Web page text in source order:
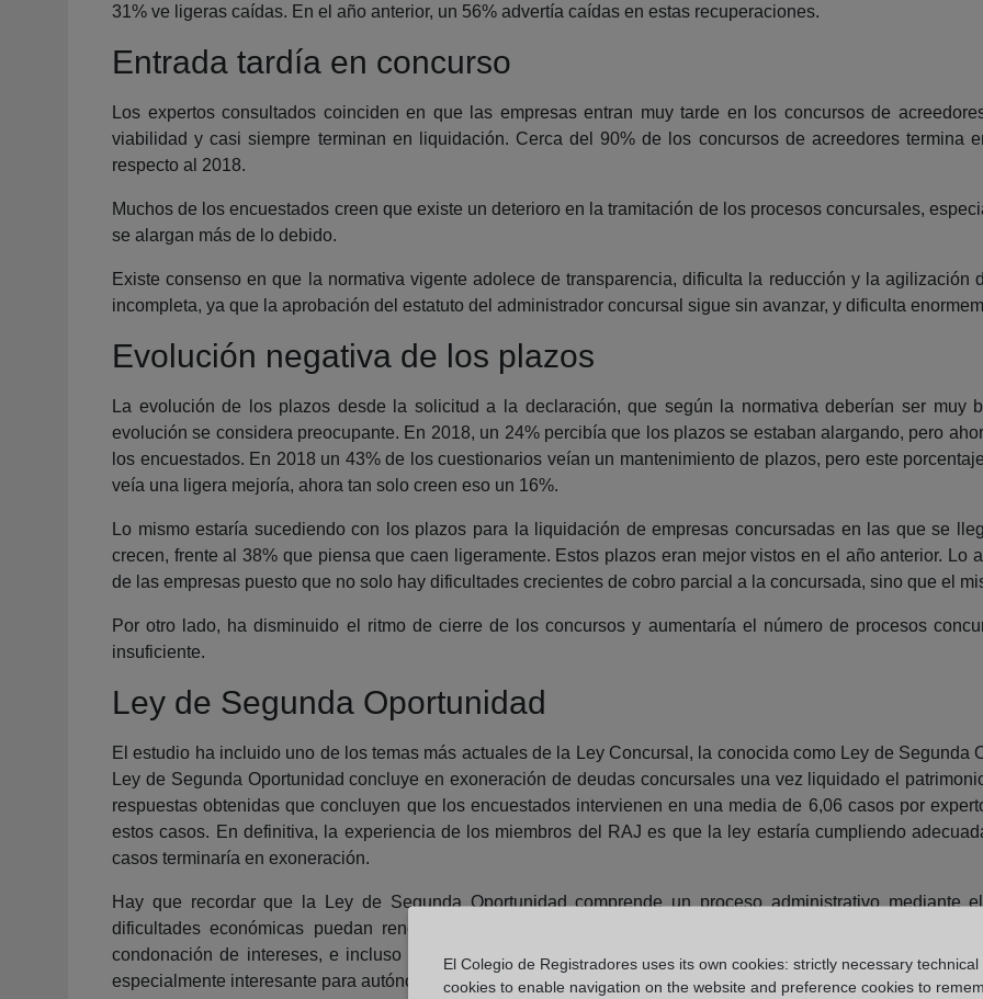
31% ve ligeras caídas. En el año anterior, un 56% advertía caídas en estas recuperaciones.
Entrada tardía en concurso
Los expertos consultados coinciden en que las empresas entran muy tarde en los concursos de
viabilidad y casi siempre terminan en liquidación. Cerca del 90% de los concursos de acreedores termina
respecto al 2018.
Muchos de los encuestados creen que existe un deterioro en la tramitación de los procesos concursales,
se alargan más de lo debido.
Existe consenso en que la normativa vigente adolece de transparencia, dificulta la reducción y la agilización
incompleta, ya que la aprobación del estatuto del administrador concursal sigue sin avanzar, y dificulta
Evolución negativa de los plazos
La evolución de los plazos desde la solicitud a la declaración, que según la normativa deberían ser muy
evolución se considera preocupante. En 2018, un 24% percibía que los plazos se estaban alargando, pero
los encuestados. En 2018 un 43% de los cuestionarios veían un mantenimiento de plazos, pero este
veía una ligera mejoría, ahora tan solo creen eso un 16%.
Lo mismo estaría sucediendo con los plazos para la liquidación de empresas concursadas en las que se
crecen, frente al 38% que piensa que caen ligeramente. Estos plazos eran mejor vistos en el año anterior. Lo
de las empresas puesto que no solo hay dificultades crecientes de cobro parcial a la concursada, sino que el
Por otro lado, ha disminuido el ritmo de cierre de los concursos y aumentaría el número de procesos
insuficiente.
Ley de Segunda Oportunidad
El estudio ha incluido uno de los temas más actuales de la Ley Concursal, la conocida como Ley de Segunda
Ley de Segunda Oportunidad concluye en exoneración de deudas concursales una vez liquidado el
respuestas obtenidas que concluyen que los encuestados intervienen en una media de 6,06 casos por
estos casos. En definitiva, la experiencia de los miembros del RAJ es que la ley estaría cumpliendo
casos terminaría en exoneración.
Hay que recordar que la Ley de Segunda Oportunidad comprende un proceso administrativo mediante
dificultades económicas puedan renegociar sus deudas actualizando las condiciones de pago de
condonación de intereses, e incluso de principal. Para acogerse a la Ley, los interesados deben cumplir
especialmente interesante para autónomos o particulares en una situación deudora a la que no le ven salida.
El Colegio de Registradores uses its own cookies: strictly necessary technical
cookies to enable navigation on the website and preference cookies to